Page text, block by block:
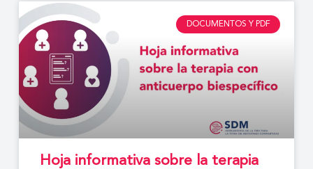
DOCUMENTOS Y PDF
Hoja informativa sobre la terapia